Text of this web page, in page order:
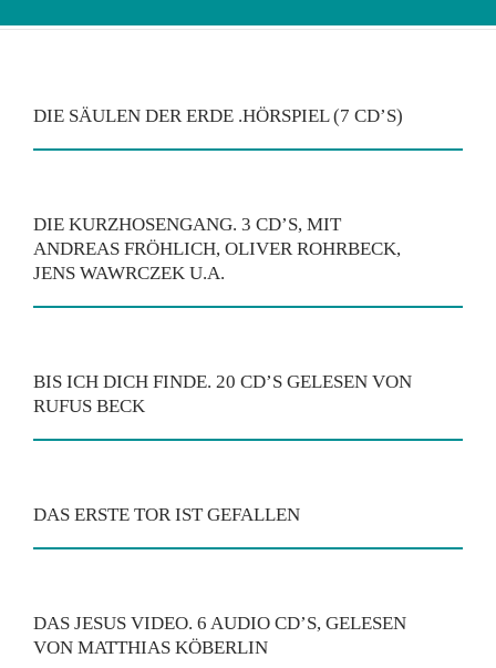
DIE SÄULEN DER ERDE .HÖRSPIEL (7 CD’S)
DIE KURZHOSENGANG. 3 CD’S, MIT
ANDREAS FRÖHLICH, OLIVER ROHRBECK,
JENS WAWRCZEK U.A.
BIS ICH DICH FINDE. 20 CD’S GELESEN VON
RUFUS BECK
DAS ERSTE TOR IST GEFALLEN
DAS JESUS VIDEO. 6 AUDIO CD’S, GELESEN
VON MATTHIAS KÖBERLIN